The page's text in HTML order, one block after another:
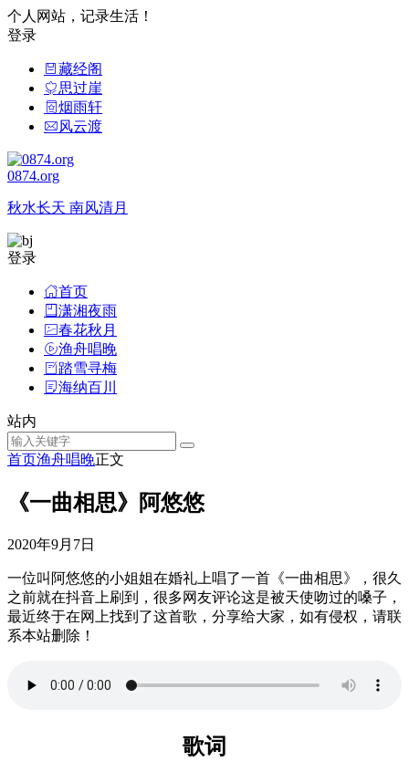
个人网站，记录生活！
登录
藏经阁
思过崖
烟雨轩
风云渡
0874.org
秋水长天 南风清月
登录
首页
潇湘夜雨
春花秋月
渔舟唱晚
踏雪寻梅
海纳百川
站内
首页渔舟唱晚正文
《一曲相思》阿悠悠
2020年9月7日
一位叫阿悠悠的小姐姐在婚礼上唱了一首《一曲相思》，很久
之前就在抖音上刷到，很多网友评论这是被天使吻过的嗓子，
最近终于在网上找到了这首歌，分享给大家，如有侵权，请联
系本站删除！
歌词